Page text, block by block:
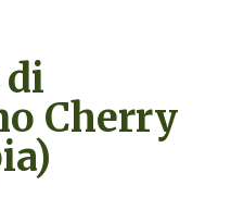
Cherry